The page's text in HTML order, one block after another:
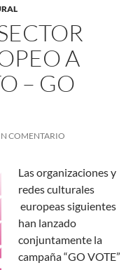
A
– GO
COMENTARIO
Las organizaciones y
redes culturales
europeas siguientes
han lanzado
conjuntamente la
campaña “GO VOTE”